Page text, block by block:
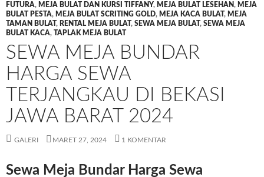
FUTURA, MEJA BULAT DAN KURSI TIFFANY, MEJA BULAT LESEHAN, MEJA
BULAT PESTA, MEJA BULAT SCRITING GOLD, MEJA KACA BULAT, MEJA
TAMAN BULAT, RENTAL MEJA BULAT, SEWA MEJA BULAT, SEWA MEJA
BULAT KACA, TAPLAK MEJA BULAT
SEWA MEJA BUNDAR
HARGA SEWA
TERJANGKAU DI BEKASI
JAWA BARAT 2024
GALERI MARET 27, 2024 1 KOMENTAR
Sewa Meja Bundar Harga Sewa